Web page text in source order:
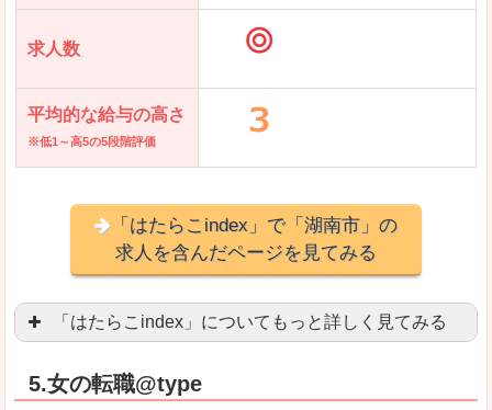
求人数
平均的な給与の高さ
※低1～高5の5段階評価
「はたらこindex」で「湖南市」の
求人を含んだページを見てみる
「はたらこindex」についてもっと詳しく見てみる
5.女の転職@type